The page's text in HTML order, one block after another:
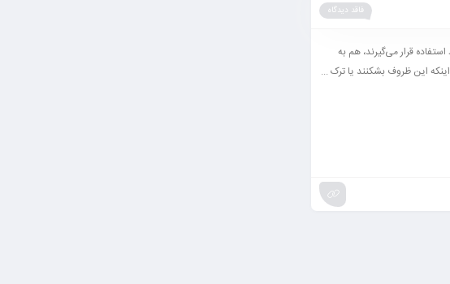
فاقد دیدگاه
مورد استفاده قرار می‌گیرند، هم به
این ظروف بشکنند یا ترک ...